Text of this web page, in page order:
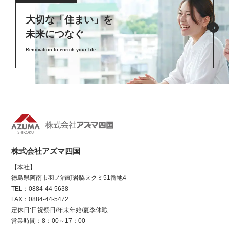
大切な「住まい」を
未来につなぐ
Renovation to enrich your life
株式会社アズマ四国
【本社】
徳島県阿南市羽ノ浦町岩脇ヌクミ51番地4
TEL：0884-44-5638
FAX：0884-44-5472
定休日:日祝祭日/年末年始/夏季休暇
営業時間：8：00～17：00